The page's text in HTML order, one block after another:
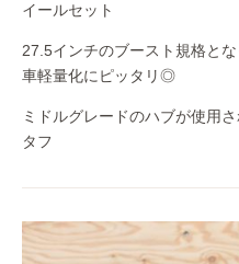
イールセット
27.5インチのブースト規格と
車軽量化にピッタリ◎
ミドルグレードのハブが使用
タフ